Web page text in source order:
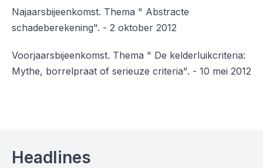
Najaarsbijeenkomst. Thema " Abstracte
schadeberekening". - 2 oktober 2012
Voorjaarsbijeenkomst. Thema " De kelderluikcriteria:
Mythe, borrelpraat of serieuze criteria". - 10 mei 2012
Headlines